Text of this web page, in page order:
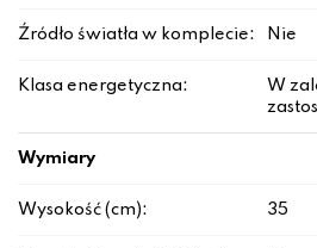
Źródło światła w komplecie: Nie
Klasa energetyczna:
W
Wymiary
Wysokość (cm): 35